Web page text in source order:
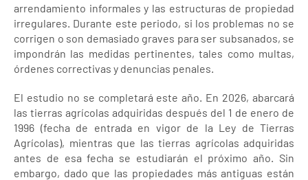
arrendamiento informales y las estructuras de propiedad
irregulares. Durante este periodo, si los problemas no se
corrigen o son demasiado graves para ser subsanados, se
impondrán las medidas pertinentes, tales como multas,
órdenes correctivas y denuncias penales.
El estudio no se completará este año. En 2026, abarcará
las tierras agrícolas adquiridas después del 1 de enero de
1996 (fecha de entrada en vigor de la Ley de Tierras
Agrícolas), mientras que las tierras agrícolas adquiridas
antes de esa fecha se estudiarán el próximo año. Sin
embargo, dado que las propiedades más antiguas están